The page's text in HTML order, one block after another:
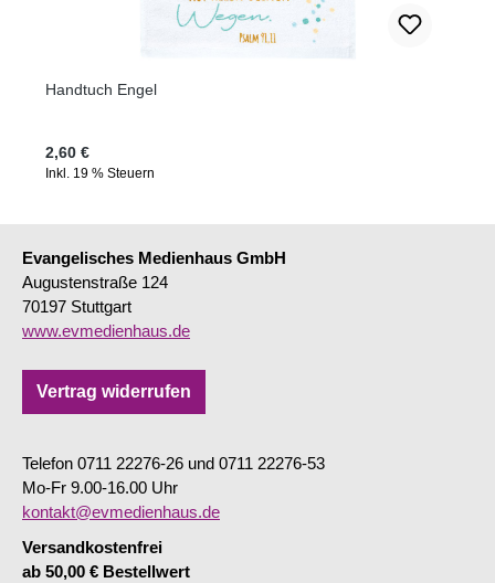
Handtuch Engel
Regulärer Preis:
2,60 €
Inkl. 19 % Steuern
Evangelisches Medienhaus GmbH
Augustenstraße 124
70197 Stuttgart
www.evmedienhaus.de
Vertrag widerrufen
Telefon 0711 22276-26 und 0711 22276-53
Mo-Fr 9.00-16.00 Uhr
kontakt@evmedienhaus.de
Versandkostenfrei
ab 50,00 € Bestellwert